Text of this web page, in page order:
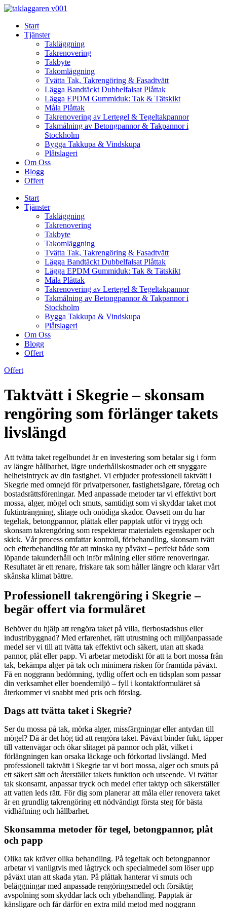
Skip
contentStart
Tjänster
Takläggning
Takrenovering
Takbyte
Takomläggning
Tvätta Tak, Takrengöring & Fasadtvätt
Lägga Bandtäckt Dubbelfalsat Plåttak
Lägga EPDM Gummiduk: Tak & Tätskikt
Måla Plåttak
Takrenovering av Lertegel & Tegeltakpannor
Takmålning av Betongpannor & Takpannor i
Stockholm
Bygga Takkupa & Vindskupa
Plåtslageri
Om Oss
Blogg
Offert
Start
Tjänster
Takläggning
Takrenovering
Takbyte
Takomläggning
Tvätta Tak, Takrengöring & Fasadtvätt
Lägga Bandtäckt Dubbelfalsat Plåttak
Lägga EPDM Gummiduk: Tak & Tätskikt
Måla Plåttak
Takrenovering av Lertegel & Tegeltakpannor
Takmålning av Betongpannor & Takpannor i
Stockholm
Bygga Takkupa & Vindskupa
Plåtslageri
Om Oss
Blogg
Offert
Offert
Taktvätt i Skegrie – skonsam
rengöring som förlänger takets
livslängd
Att tvätta taket regelbundet är en investering som betalar sig i form
av längre hållbarhet, lägre underhållskostnader och ett snyggare
helhetsintryck av din fastighet. Vi erbjuder professionell taktvätt i
Skegrie med omnejd för privatpersoner, fastighetsägare, företag och
bostadsrättsföreningar. Med anpassade metoder tar vi effektivt bort
mossa, alger, mögel och smuts, samtidigt som vi skyddar taket mot
fuktinträngning, slitage och onödiga skador. Oavsett om du har
tegeltak, betongpannor, plåttak eller papptak utför vi trygg och
skonsam takrengöring som respekterar materialets egenskaper och
skick. Vår process omfattar kontroll, förbehandling, skonsam tvätt
och efterbehandling för att minska ny påväxt – perfekt både som
löpande takunderhåll och inför målning eller större renoveringar.
Resultatet är ett renare, friskare tak som håller längre och klarar vårt
skånska klimat bättre.
Professionell takrengöring i Skegrie –
begär offert via formuläret
Behöver du hjälp att rengöra taket på villa, flerbostadshus eller
industribyggnad? Med erfarenhet, rätt utrustning och miljöanpassade
medel ser vi till att tvätta tak effektivt och säkert, utan att skada
pannor, plåt eller papp. Vi arbetar metodiskt för att ta bort mossa från
tak, bekämpa alger på tak och minimera risken för framtida påväxt.
Få en noggrann bedömning, tydlig offert och en tidsplan som passar
din verksamhet eller boendemiljö – fyll i kontaktformuläret så
återkommer vi snabbt med pris och förslag.
Dags att tvätta taket i Skegrie?
Ser du mossa på tak, mörka alger, missfärgningar eller antydan till
mögel? Då är det hög tid att rengöra taket. Påväxt binder fukt, täpper
till vattenvägar och ökar slitaget på pannor och plåt, vilket i
förlängningen kan orsaka läckage och förkortad livslängd. Med
professionell taktvätt i Skegrie tar vi bort mossa, alger och smuts på
ett säkert sätt och återställer takets funktion och utseende. Vi tvättar
tak skonsamt, anpassar tryck och medel efter taktyp och säkerställer
att vatten leds rätt. För dig som planerar att måla eller renovera taket
är en grundlig takrengöring ett nödvändigt första steg för bästa
vidhäftning och hållbarhet.
Skonsamma metoder för tegel, betongpannor, plåt
och papp
Olika tak kräver olika behandling. På tegeltak och betongpannor
arbetar vi vanligtvis med lågtryck och specialmedel som löser upp
påväxt utan att skada ytan. På plåttak hanterar vi smuts och
beläggningar med anpassade rengöringsmedel och försiktig
avspolning som skyddar lack och ytbehandling. Papptak är
känsligare och får därför en extra mild metod med noggrann